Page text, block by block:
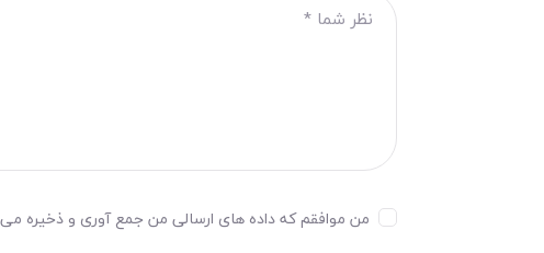
من موافقم که داده های ارسالی من جمع آوری و ذخیره می